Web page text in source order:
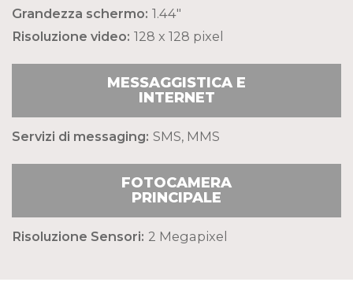
Grandezza schermo: 1.44"
Risoluzione video: 128 x 128 pixel
MESSAGGISTICA E
INTERNET
Servizi di messaging: SMS, MMS
FOTOCAMERA
PRINCIPALE
Risoluzione Sensori: 2 Megapixel